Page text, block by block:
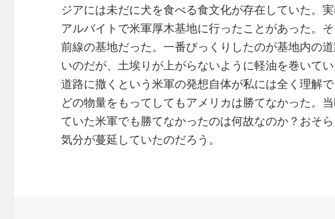
ジアには未だに犬を食べる食文化が存在していた。
アルバイトで米軍厚木基地に行ったことがあった。
前線の基地だった。一番びっくりしたのが基地内の
いのだが、土埃りが上がらないように軽油を巻いて
道路に撒くという米軍の発想自体が私には全く理解
どの物量をもってしてもアメリカは勝てなかった。
ていた米軍でも勝てなかったのは何故なのか？おそ
気分が蔓延していたのだろう。